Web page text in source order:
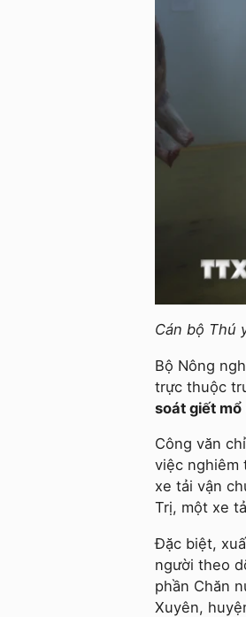
Cán bộ Thú
Bộ Nông
trực thuộc
soát giết mổ
Công văn
việc nghiêm
xe tải vận
Trị, một xe
Đặc biệt,
người theo
phần Chăn
Xuyên,